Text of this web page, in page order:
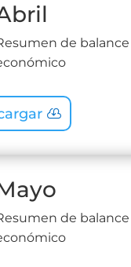
de balance
de balance